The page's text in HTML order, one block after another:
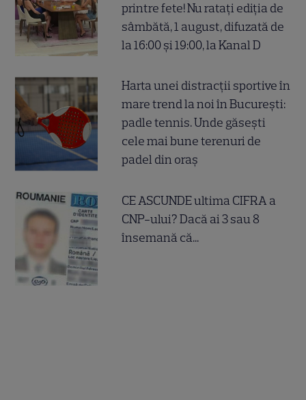
printre fete! Nu ratați ediția de
sâmbătă, 1 august, difuzată de
la 16:00 și 19:00, la Kanal D
Harta unei distracții sportive în
mare trend la noi în București:
padle tennis. Unde găsești
cele mai bune terenuri de
padel din oraș
CE ASCUNDE ultima CIFRA a
CNP-ului? Dacă ai 3 sau 8
însemană că...